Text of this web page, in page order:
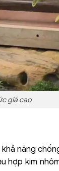
giá cao
năng
hợp kim